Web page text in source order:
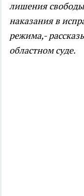
лишения
наказания в
режима,-
областном суде.